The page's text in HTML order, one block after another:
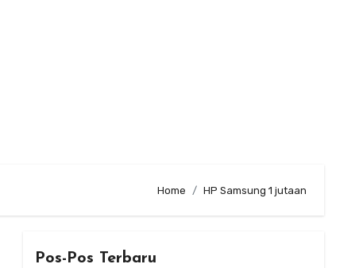
Home HP Samsung 1 jutaan
Pos-Pos Terbaru